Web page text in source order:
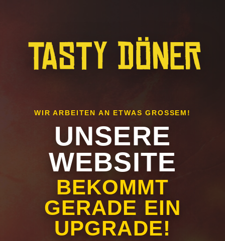
WIR ARBEITEN AN ETWAS GROSSEM!
UNSERE
WEBSITE
BEKOMMT
GERADE EIN
UPGRADE!